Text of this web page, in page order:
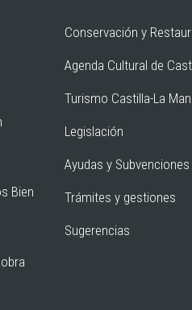
Bien
Conservación y
Agenda Cultural de
Turismo Castilla-La
Legislación
Ayudas y Subvenciones
Trámites y gestiones
Sugerencias